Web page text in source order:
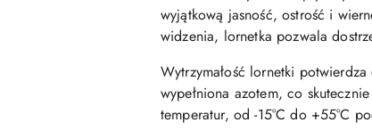
wyjątkową jasność, ostrość i
widzenia, lornetka pozwala
Wytrzymałość lornetki potwierdza
wypełniona azotem, co
temperatur, od -15°C do +55°C